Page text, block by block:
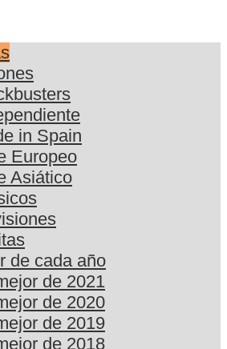
in Spain
Europeo
Asiático
de cada año
de 2021
de 2020
de 2019
de 2018